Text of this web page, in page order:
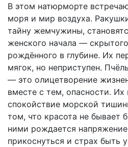
В этом натюрморте
моря и мир воздуха.
тайну жемчужины,
женского начала —
рождённого в глубине. Их
мягок, но неприступен.
— это олицетворение
вместе с тем, опасности. Их
спокойствие морской
том, что красота не бывает
ними рождается
прикоснуться и страх быть